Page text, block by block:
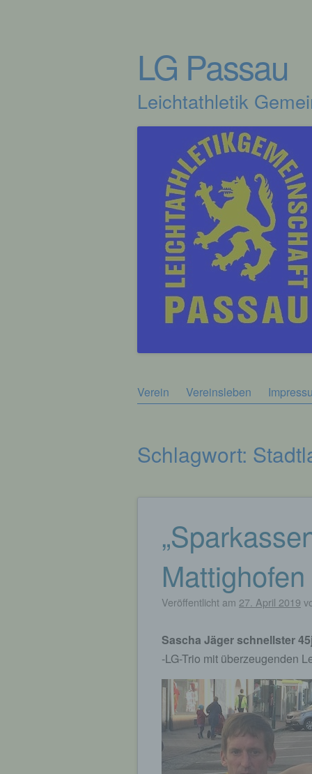
LG Passau
Leichtathletik
Zum
Verein Vereinsleben
Schlagwort:
Beitragsnavigation
Veröffentlicht am 27. April 2019
Sascha Jäger schnellster
-LG-Trio mit überzeugenden